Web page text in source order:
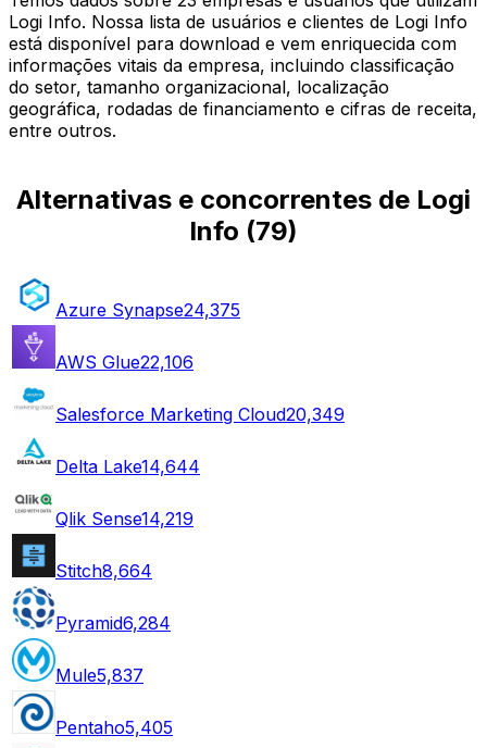
Logi Info. Nossa lista de usuários e clientes de Logi Info
está disponível para download e vem enriquecida com
informações vitais da empresa, incluindo classificação
do setor, tamanho organizacional, localização
geográfica, rodadas de financiamento e cifras de receita,
entre outros.
Alternativas e concorrentes de Logi
Info (79)
Azure Synapse24,375
AWS Glue22,106
Salesforce Marketing Cloud20,349
Delta Lake14,644
Qlik Sense14,219
Stitch8,664
Pyramid6,284
Mule5,837
Pentaho5,405